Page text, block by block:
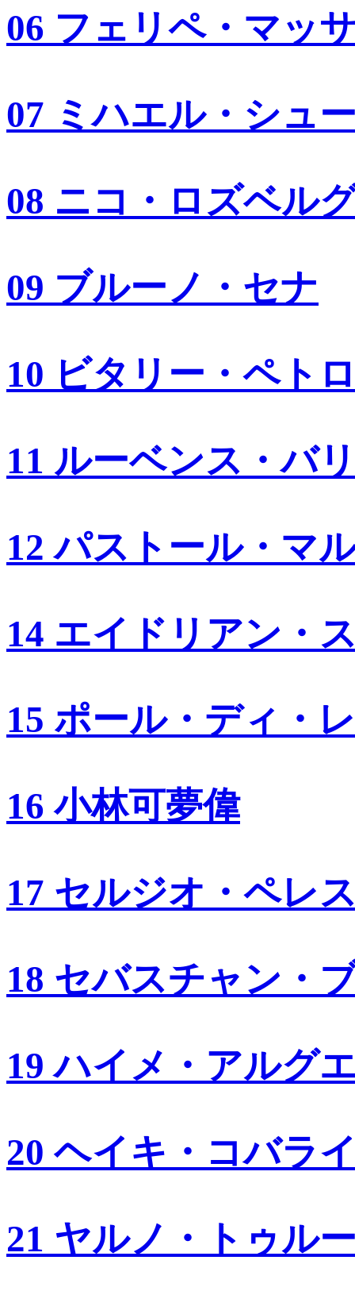
06 フェリペ・マッ
07 ミハエル・シュ
08 ニコ・ロズベル
09 ブルーノ・セナ
10 ビタリー・ペト
11 ルーベンス・バ
12 パストール・マ
14 エイドリアン・
15 ポール・ディ・
16 小林可夢偉
17 セルジオ・ペレ
18 セバスチャン・
19 ハイメ・アルグ
20 ヘイキ・コバラ
21 ヤルノ・トゥル